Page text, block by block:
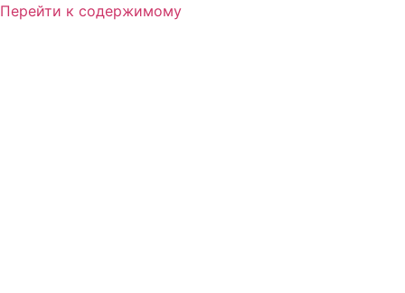
Перейти к содержимому